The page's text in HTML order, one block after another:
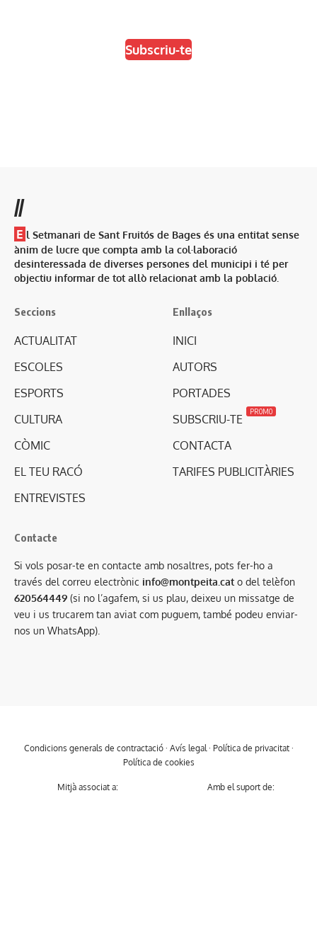
Subscriu-te
//
E l Setmanari de Sant Fruitós de Bages és una entitat sense
ànim de lucre que compta amb la col·laboració
desinteressada de diverses persones del municipi i té per
objectiu informar de tot allò relacionat amb la població.
Seccions
ACTUALITAT
ESCOLES
ESPORTS
CULTURA
CÒMIC
EL TEU RACÓ
ENTREVISTES
Enllaços
INICI
AUTORS
PORTADES
SUBSCRIU-TE
PROMO
CONTACTA
TARIFES PUBLICITÀRIES
Contacte
Si vols posar-te en contacte amb nosaltres, pots fer-ho a
través del correu electrònic info@montpeita.cat o del telèfon
620564449 (si no l’agafem, si us plau, deixeu un missatge de
veu i us trucarem tan aviat com puguem, també podeu enviar-
nos un WhatsApp).
Condicions generals de contractació· Avís legal· Política de privacitat·
Política de cookies
Mitjà associat a: Amb el suport de: